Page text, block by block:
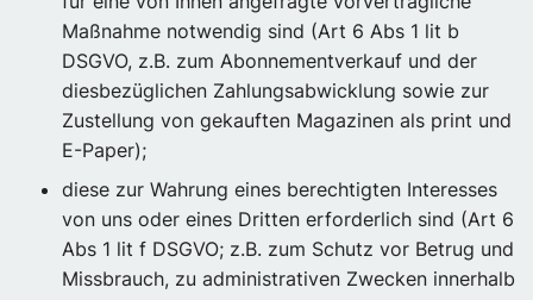
Maßnahme notwendig sind (Art 6 Abs 1 lit b
DSGVO, z.B. zum Abonnementverkauf und der
diesbezüglichen Zahlungsabwicklung sowie zur
Zustellung von gekauften Magazinen als print und
E-Paper);
diese zur Wahrung eines berechtigten Interesses
von uns oder eines Dritten erforderlich sind (Art 6
Abs 1 lit f DSGVO; z.B. zum Schutz vor Betrug und
Missbrauch, zu administrativen Zwecken innerhalb